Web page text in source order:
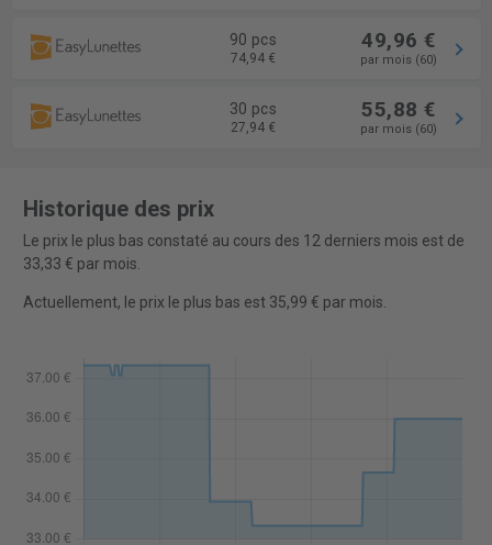
90 pcs
74,94 €
49,96 €
par mois (60)
30 pcs
27,94 €
55,88 €
par mois (60)
Historique des prix
Le prix le plus bas constaté au cours des 12 derniers mois est de
33,33 € par mois.
Actuellement, le prix le plus bas est 35,99 € par mois.